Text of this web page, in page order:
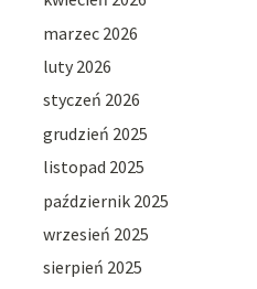
marzec 2026
luty 2026
styczeń 2026
grudzień 2025
listopad 2025
październik 2025
wrzesień 2025
sierpień 2025